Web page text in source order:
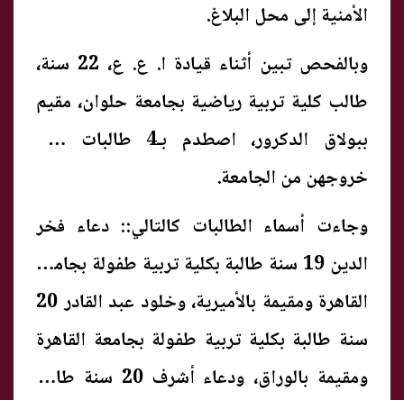
الأمنية إلى محل البلاغ.
وبالفحص تبين أثناء قيادة ا. ع. ع، 22 سنة،
طالب كلية تربية رياضية بجامعة حلوان، مقيم
ببولاق الدكرور، اصطدم بـ4 طالبات حال
خروجهن من الجامعة.
وجاءت أسماء الطالبات كالتالي:: دعاء فخر
الدين 19 سنة طالبة بكلية تربية طفولة بجامعة
القاهرة ومقيمة بالأميرية، وخلود عبد القادر 20
سنة طالبة بكلية تربية طفولة بجامعة القاهرة
ومقيمة بالوراق، ودعاء أشرف 20 سنة طالبة